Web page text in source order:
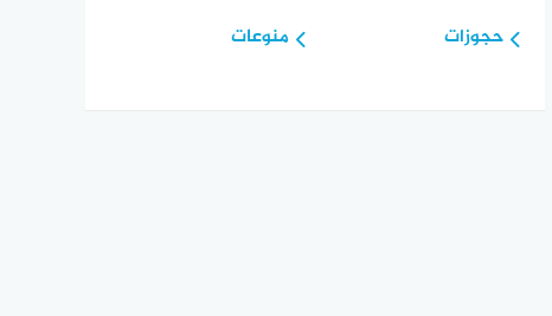
حجوزات منوعات